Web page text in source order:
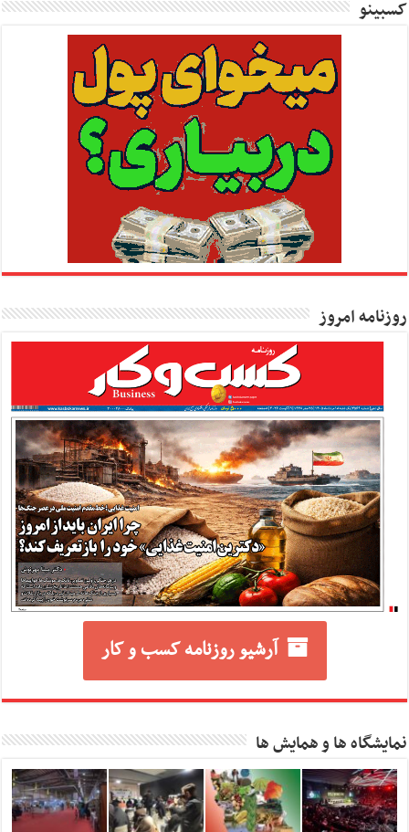
کسبینو
روزنامه امروز
آرشیو روزنامه کسب و کار
نمایشگاه ها و همایش ها